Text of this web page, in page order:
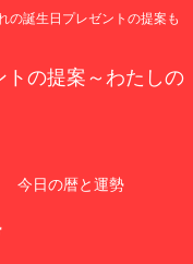
の誕生日プレゼントの提案も
の提案～わたしの
今日の暦と運勢